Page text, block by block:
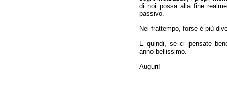
di noi possa alla fine
passivo.
Nel frattempo, forse è più
E quindi, se ci pensate
anno bellissimo.
Auguri!